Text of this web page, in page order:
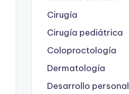
Cirugía
Cirugía pediátrica
Coloproctología
Dermatología
Desarrollo personal